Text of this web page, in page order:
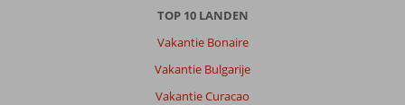
TOP 10 LANDEN
Vakantie Bonaire
Vakantie Bulgarije
Vakantie Curacao